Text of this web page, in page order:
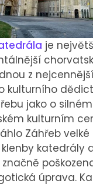
je
z
kulturního
jako o silném
kulturním
Záhřeb
klenby katedrály
úprava.